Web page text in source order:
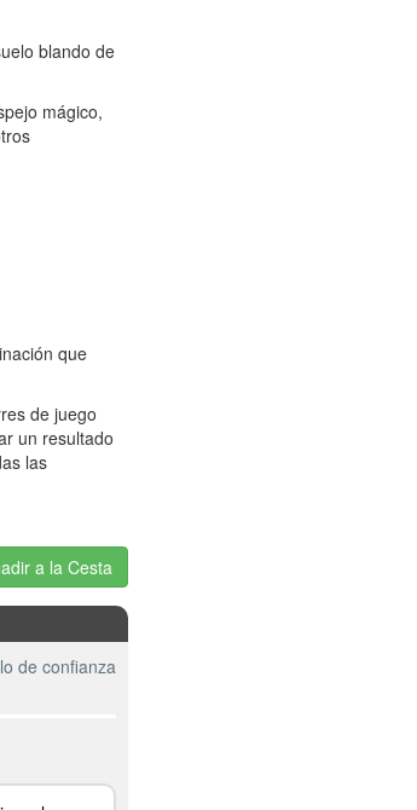
blando de
mágico,
que
de juego
un resultado
las
a la Cesta
de confianza